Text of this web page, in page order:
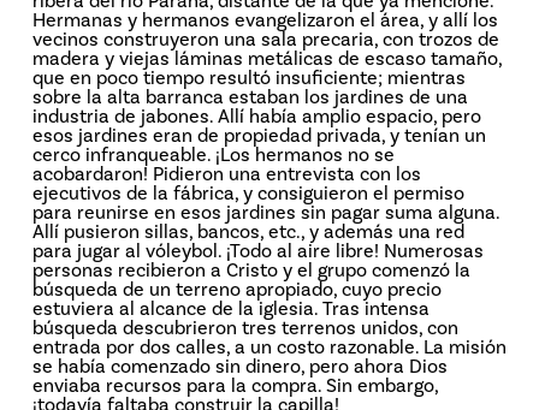
Hermanas y hermanos evangelizaron el área, y allí los
vecinos construyeron una sala precaria, con trozos de
madera y viejas láminas metálicas de escaso tamaño,
que en poco tiempo resultó insuficiente; mientras
sobre la alta barranca estaban los jardines de una
industria de jabones. Allí había amplio espacio, pero
esos jardines eran de propiedad privada, y tenían un
cerco infranqueable. ¡Los hermanos no se
acobardaron! Pidieron una entrevista con los
ejecutivos de la fábrica, y consiguieron el permiso
para reunirse en esos jardines sin pagar suma alguna.
Allí pusieron sillas, bancos, etc., y además una red
para jugar al vóleybol. ¡Todo al aire libre! Numerosas
personas recibieron a Cristo y el grupo comenzó la
búsqueda de un terreno apropiado, cuyo precio
estuviera al alcance de la iglesia. Tras intensa
búsqueda descubrieron tres terrenos unidos, con
entrada por dos calles, a un costo razonable. La misión
se había comenzado sin dinero, pero ahora Dios
enviaba recursos para la compra. Sin embargo,
¡todavía faltaba construir la capilla!